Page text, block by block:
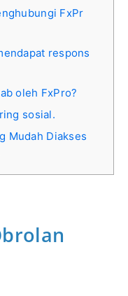
FxPr
respons
oleh FxPro?
sosial.
Mudah Diakses